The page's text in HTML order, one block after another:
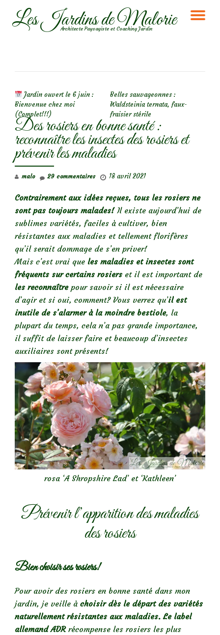
AllerLes Jardins de Malorie
Architecte Paysagiste et Coaching Jardin
Jardin ouvert le 6 juin :
Bienvenue chez moi
(Complet!!!)
Belles sauvageonnes :
Waldsteinia ternata, faux-
fraisier stérile
Des rosiers en bonne santé :
reconnaître les insectes des rosiers et
prévenir les maladies
malo 18 avril 2021
29 commentaires
Contrairement aux idées reçues, tous les rosiers ne
sont pas toujours malades!Il existe aujourd’hui de
sublimes variétés, faciles à cultiver, bien
résistantes aux maladies et tellement florifères
qu’il serait dommage de s’en priver!
Mais c’est vrai que les maladies et insectes sont
fréquents sur certains rosiers et il est important de
les reconnaîtrepour savoir si il est nécessaire
d’agir et si oui, comment? Vous verrez qu’il est
inutile de s’alarmer à la moindre bestiole, la
plupart du temps, cela n’a pas grande importance,
il suffit de laisser faire et beaucoup d’insectes
auxiliaires sont présents!
rosa ‘A Shropshire Lad’ et ‘Kathleen’
Prévenir l’apparition des maladies
des rosiers
Bien choisir ses rosiers!
Pour avoir des rosiers en bonne santé dans mon
jardin, je veille à choisir dès le départ des variétés
naturellement résistantes aux maladies. Le label
allemand ADRrécompense les rosiers les plus